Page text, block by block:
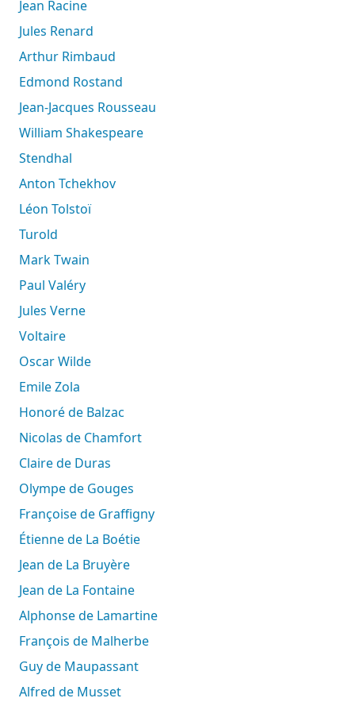
Jean Racine
Jules Renard
Arthur Rimbaud
Edmond Rostand
Jean-Jacques Rousseau
William Shakespeare
Stendhal
Anton Tchekhov
Léon Tolstoï
Turold
Mark Twain
Paul Valéry
Jules Verne
Voltaire
Oscar Wilde
Emile Zola
Honoré de Balzac
Nicolas de Chamfort
Claire de Duras
Olympe de Gouges
Françoise de Graffigny
Étienne de La Boétie
Jean de La Bruyère
Jean de La Fontaine
Alphonse de Lamartine
François de Malherbe
Guy de Maupassant
Alfred de Musset